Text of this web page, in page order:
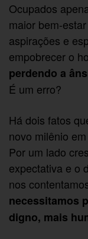
Ocupados
maior bem-
aspirações e
empobrecer o
perdendo a
É um erro?
Há dois fatos
novo milênio
Por um lado
expectativa e o
nos
necessitamos
digno, mais